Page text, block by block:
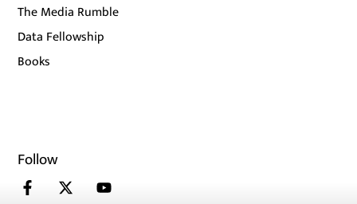
The Media Rumble
Data Fellowship
Books
Follow